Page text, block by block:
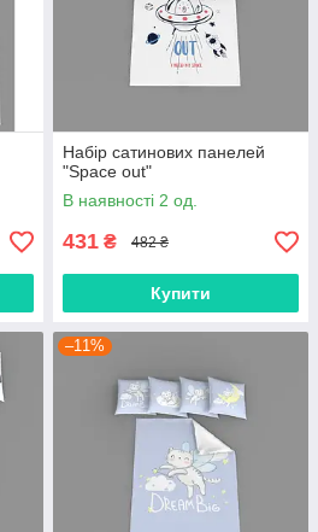
Набір сатинових панелей
"Space out"
В наявності 2 од.
431 ₴ 482 ₴
Купити
–11%